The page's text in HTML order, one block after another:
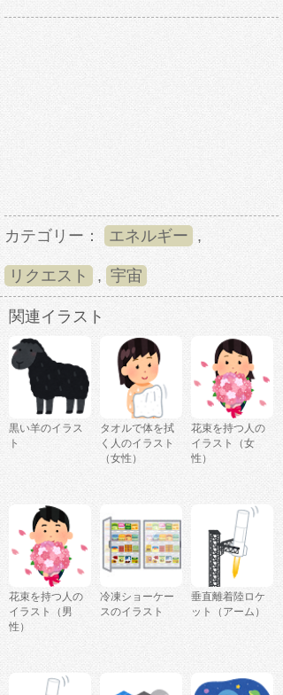
カテゴリー： エネルギー ,
リクエスト , 宇宙
関連イラスト
黒い羊のイラス
ト
タオルで体を拭
く人のイラスト
（女性）
花束を持つ人の
イラスト（女
性）
花束を持つ人の
イラスト（男
性）
冷凍ショーケー
スのイラスト
垂直離着陸ロケ
ット（アーム）